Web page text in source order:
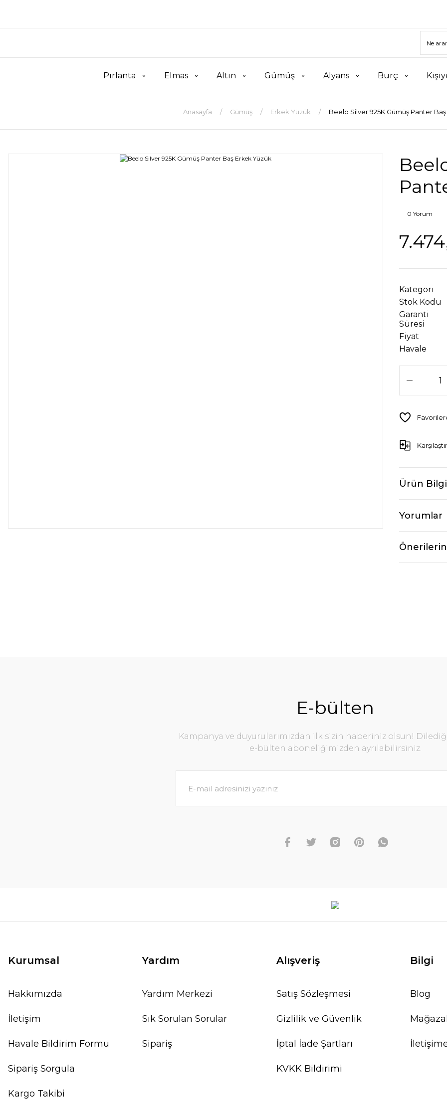
Pırlanta Elmas Altın Gümüş Alyans Burç
Anasayfa Gümüş Erkek Yüzük Beelo Silver 925K Gümüş Panter
0 Yorum
Kategori
Stok Kodu
Garanti
Süresi
Fiyat
Havale
Karşılaştır
Ürün
Yorumlar
E-bülten
Kampanya ve duyurularımızdan ilk sizin haberiniz olsun!
e-bülten aboneliğimizden ayrılabilirsiniz.
Kurumsal
Hakkımızda
İletişim
Havale Bildirim Formu
Sipariş Sorgula
Kargo Takibi
Yardım
Yardım Merkezi
Sık Sorulan Sorular
Sipariş
Alışveriş
Satış Sözleşmesi
Gizlilik ve Güvenlik
İptal İade Şartları
KVKK Bildirimi
Bilgi
Blog